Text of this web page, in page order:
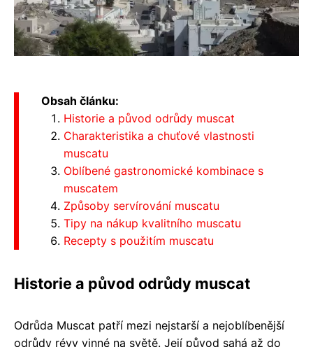
Obsah článku:
Historie a původ odrůdy muscat
Charakteristika a chuťové vlastnosti
muscatu
Oblíbené gastronomické kombinace s
muscatem
Způsoby servírování muscatu
Tipy na nákup kvalitního muscatu
Recepty s použitím muscatu
Historie a původ odrůdy muscat
Odrůda Muscat patří mezi nejstarší a nejoblíbenější
odrůdy révy vinné na světě. Její původ sahá až do